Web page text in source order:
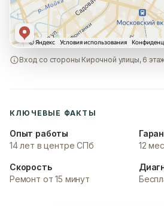
Вход со стороны Кирочной улицы, 6
КЛЮЧЕВЫЕ ФАКТЫ
Опыт работы
14 лет в центре СПб
12
Скорость
Ремонт от 15 минут